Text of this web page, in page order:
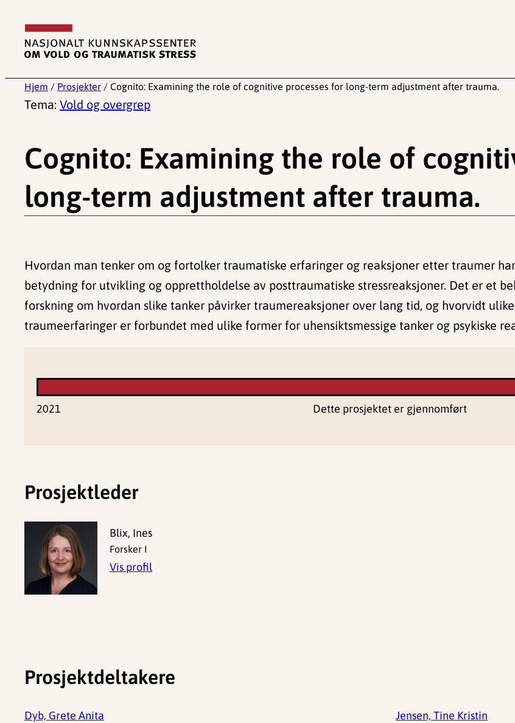
innhold
Hjem / Prosjekter / Cognito: Examining the role of cognitive processes for long-term adjustment after trauma.
Tema: Vold og overgrep
Cognito: Examining the role of
long-term adjustment after trauma.
Hvordan man tenker om og fortolker traumatiske erfaringer og reaksjoner etter traumer
betydning for utvikling og opprettholdelse av posttraumatiske stressreaksjoner. Det er et
forskning om hvordan slike tanker påvirker traumereaksjoner over lang tid, og hvorvidt ulike
traumeerfaringer er forbundet med ulike former for uhensiktsmessige tanker og psykiske
2021 Dette prosjektet er gjennomført
Prosjektleder
Blix, Ines
Forsker I
Vis profil
Prosjektdeltakere
Dyb, Grete Anita
Jensen, Tine Kristin